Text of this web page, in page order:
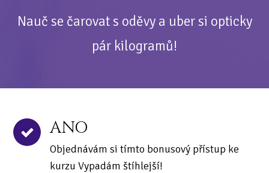
Nauč se čarovat s oděvy a uber si opticky
pár kilogramů!
ANO
Objednávám si tímto bonusový přístup ke
kurzu Vypadám štíhlejší!